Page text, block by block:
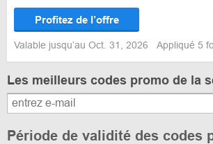
Profitez de l’offre
Valable jusqu’au Oct. 31, 2026 Appliqué 5
Les meilleurs codes promo de la
Période de validité des codes